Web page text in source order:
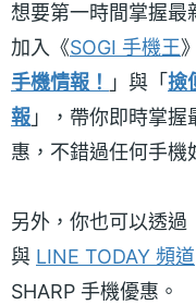
想要第一時間掌握最
加入《SOGI 手機王
手機情報！ 」與「 撿
報 」，帶你即時掌
惠，不錯過任何手機
另外，你也可以透過
與 LINE TODAY 頻道
SHARP 手機優惠。